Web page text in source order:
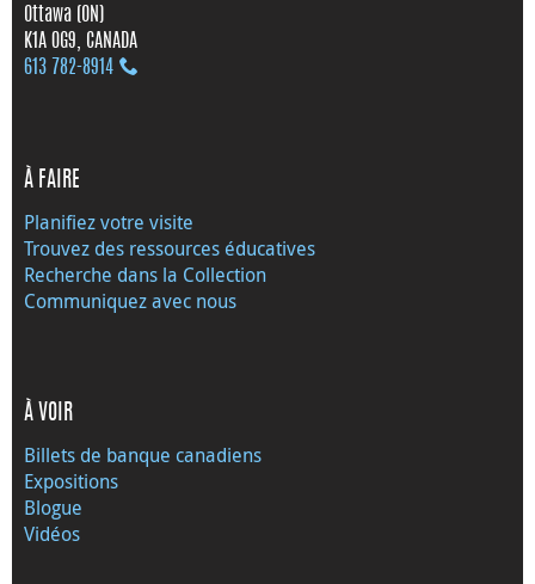
Ottawa (ON)
K1A 0G9, CANADA
613 782‑8914
À FAIRE
Planifiez votre visite
Trouvez des ressources éducatives
Recherche dans la Collection
Communiquez avec nous
À VOIR
Billets de banque canadiens
Expositions
Blogue
Vidéos